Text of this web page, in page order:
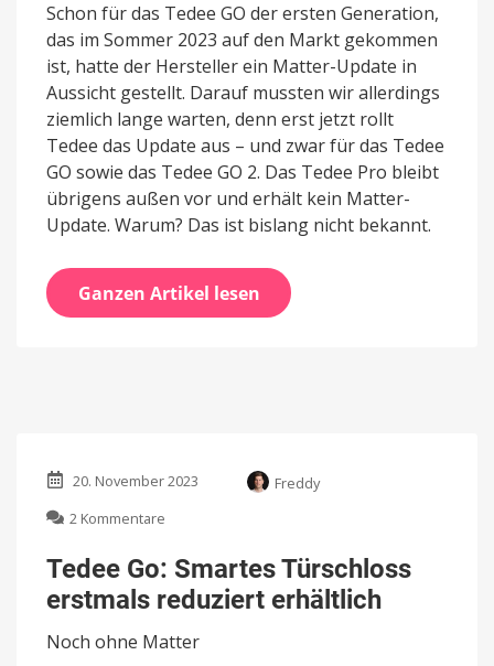
Schon für das Tedee GO der ersten Generation,
das im Sommer 2023 auf den Markt gekommen
ist, hatte der Hersteller ein Matter-Update in
Aussicht gestellt. Darauf mussten wir allerdings
ziemlich lange warten, denn erst jetzt rollt
Tedee das Update aus – und zwar für das Tedee
GO sowie das Tedee GO 2. Das Tedee Pro bleibt
übrigens außen vor und erhält kein Matter-
Update. Warum? Das ist bislang nicht bekannt.
Ganzen Artikel lesen
20. November 2023
Freddy
2 Kommentare
Go:
Smartes
Türschloss
reduziert
Tedee Go: Smartes Türschloss
erstmals reduziert erhältlich
Noch ohne Matter